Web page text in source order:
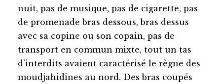
nuit, pas de musique, pas de cigarette, pas
de promenade bras dessous, bras dessus
avec sa copine ou son copain, pas de
transport en commun mixte, tout un tas
d’interdits avaient caractérisé le règne des
moudjahidines au nord. Des bras coupés